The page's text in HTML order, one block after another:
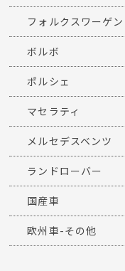
フォルクスワーゲン
ボルボ
ポルシェ
マセラティ
メルセデスベンツ
ランドローバー
国産車
欧州車-その他